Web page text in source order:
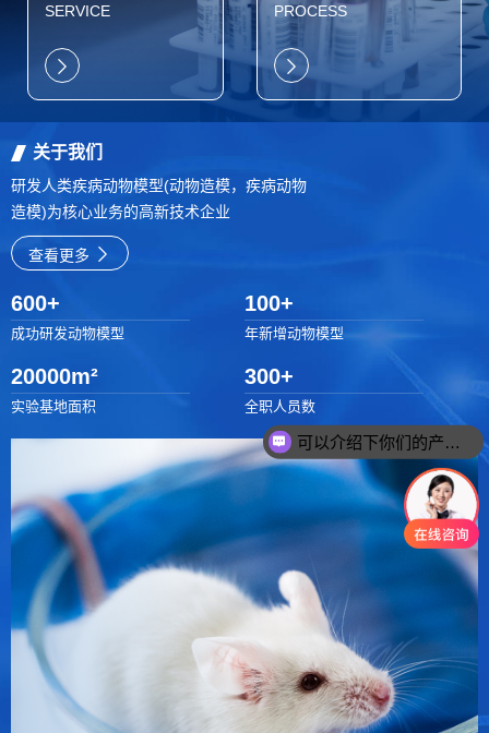
SERVICE
PROCESS
关于我们
研发人类疾病动物模型(动物造模，疾病动物
造模)为核心业务的高新技术企业
查看更多
600+
成功研发动物模型
100+
年新增动物模型
20000m²
实验基地面积
300+
全职人员数